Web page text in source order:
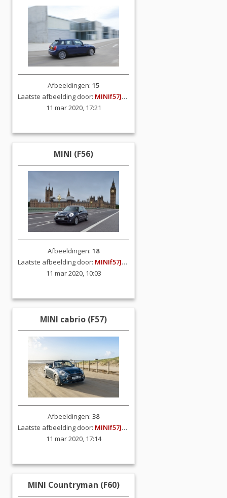
Afbeeldingen: 15
Laatste afbeelding door: MINIf57JCW
11 mar 2020, 17:21
MINI (F56)
Afbeeldingen: 18
Laatste afbeelding door: MINIf57JCW
11 mar 2020, 10:03
MINI cabrio (F57)
Afbeeldingen: 38
Laatste afbeelding door: MINIf57JCW
11 mar 2020, 17:14
MINI Countryman (F60)